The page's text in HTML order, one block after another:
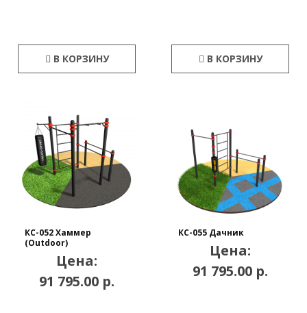
В КОРЗИНУ В КОРЗИНУ
КС-052 Хаммер
(Outdoor)
Цена:
91 795.00 р.
КС-055 Дачник
Цена:
91 795.00 р.